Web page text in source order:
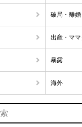
破局・離婚
出産・マ
暴露
海外